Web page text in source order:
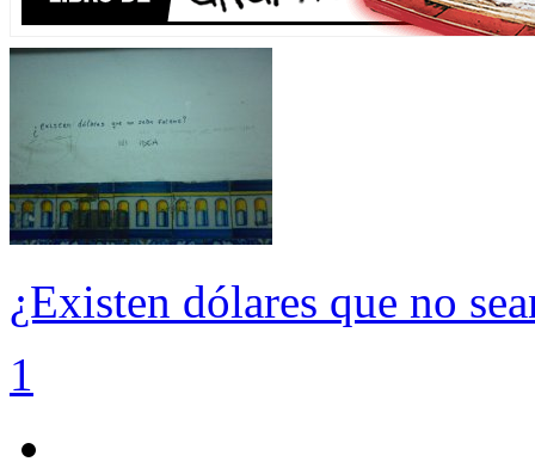
¿Existen dólares que no
1